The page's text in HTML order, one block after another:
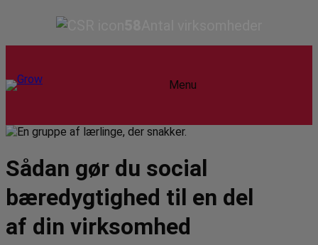
Menu
Sådan gør du social
bæredygtighed til en del
af din virksomhed